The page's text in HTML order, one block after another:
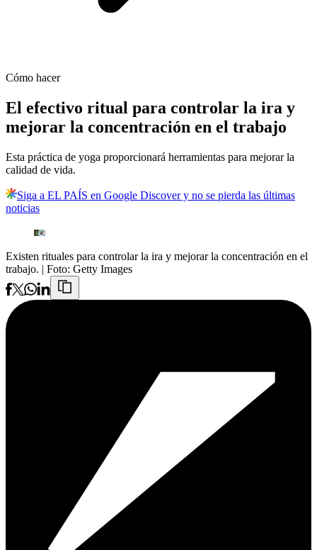
Cómo hacer
El efectivo ritual para controlar la ira y
mejorar la concentración en el trabajo
Esta práctica de yoga proporcionará herramientas para mejorar la
calidad de vida.
Siga a EL PAÍS en Google Discover y no se pierda las últimas
noticias
Existen rituales para controlar la ira y mejorar la concentración en el
trabajo. | Foto: Getty Images